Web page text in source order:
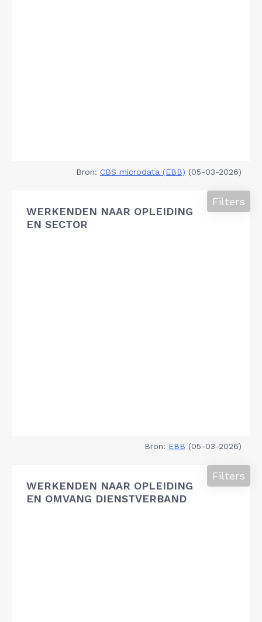
Bron: CBS microdata (EBB) (05-03-2026)
WERKENDEN NAAR OPLEIDING
EN SECTOR
Filters
Bron: EBB (05-03-2026)
WERKENDEN NAAR OPLEIDING
EN OMVANG DIENSTVERBAND
Filters